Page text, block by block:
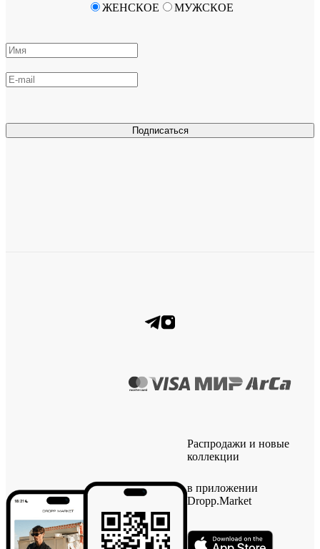
Подписаться
ЖЕНСКОЕ МУЖСКОЕ
Распродажи и новые
коллекции
в приложении
Dropp.Market